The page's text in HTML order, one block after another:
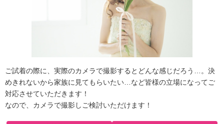
ご試着の際に、実際のカメラで撮影するとどんな感じだろう…。決
めきれないから家族に見てもらいたい…など皆様の立場になってご
対応させていただきます！
なので、カメラで撮影しご検討いただけます！